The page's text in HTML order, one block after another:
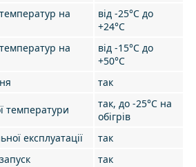
на
від -25°С до
+24°С
на
від -15°С до
+50°С
так
температури
так, до -25°C на
обігрів
експлуатації
так
так